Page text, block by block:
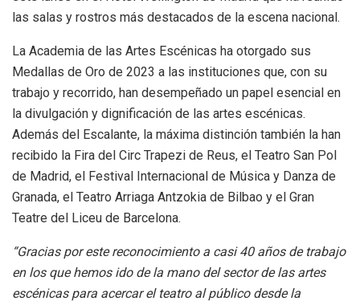
las salas y rostros más destacados de la escena nacional.
La Academia de las Artes Escénicas ha otorgado sus
Medallas de Oro de 2023 a las instituciones que, con su
trabajo y recorrido, han desempeñado un papel esencial en
la divulgación y dignificación de las artes escénicas.
Además del Escalante, la máxima distinción también la han
recibido la Fira del Circ Trapezi de Reus, el Teatro San Pol
de Madrid, el Festival Internacional de Música y Danza de
Granada, el Teatro Arriaga Antzokia de Bilbao y el Gran
Teatre del Liceu de Barcelona.
“Gracias por este reconocimiento a casi 40 años de trabajo
en los que hemos ido de la mano del sector de las artes
escénicas para acercar el teatro al público desde la